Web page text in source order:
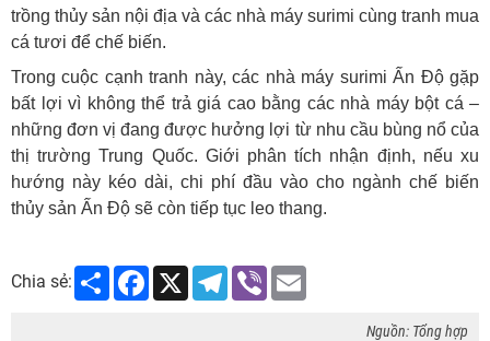
trồng thủy sản nội địa và các nhà máy surimi cùng tranh mua
cá tươi để chế biến.
Trong cuộc cạnh tranh này, các nhà máy surimi Ấn Độ gặp
bất lợi vì không thể trả giá cao bằng các nhà máy bột cá –
những đơn vị đang được hưởng lợi từ nhu cầu bùng nổ của
thị trường Trung Quốc. Giới phân tích nhận định, nếu xu
hướng này kéo dài, chi phí đầu vào cho ngành chế biến
thủy sản Ấn Độ sẽ còn tiếp tục leo thang.
Chia sẻ: Share Facebook
X Telegram
Viber
Nguồn: Tổng hợp